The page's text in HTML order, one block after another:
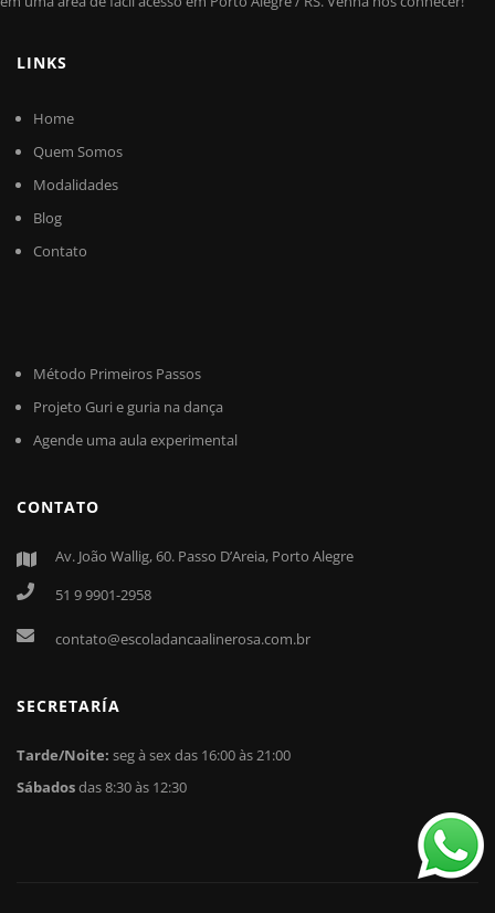
LINKS
Home
Quem Somos
Modalidades
Blog
Contato
Método Primeiros Passos
Projeto Guri e guria na dança
Agende uma aula experimental
CONTATO
Av. João Wallig, 60. Passo D’Areia, Porto Alegre
51 9 9901-2958
contato@escoladancaalinerosa.com.br
SECRETARÍA
Tarde/Noite: seg à sex das 16:00 às 21:00
Sábadosdas 8:30 às 12:30